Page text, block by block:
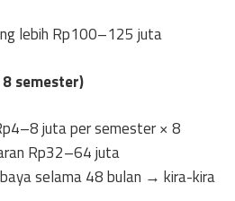
lebih Rp100–125 juta
semester)
juta per semester × 8
Rp32–64 juta
selama 48 bulan → kira-kira